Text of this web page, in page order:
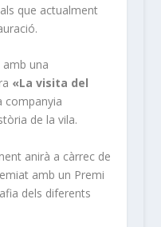
que actualment
una
«La visita del
companyia
de la vila.
anirà a càrrec de
amb un Premi
dels diferents